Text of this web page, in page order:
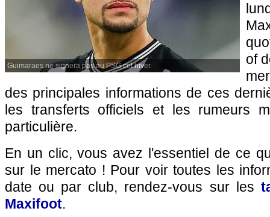
Guimaraes ne signera pas au PSG cet hiver.
of
des principales informations de ces
les transferts officiels et les rumeurs
particulière.
En un clic, vous avez l'essentiel de ce
sur le mercato ! Pour voir toutes les
date ou par club, rendez-vous sur les
Maxifoot.